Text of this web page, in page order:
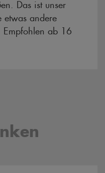
Das ist unser
etwas andere
ab 16